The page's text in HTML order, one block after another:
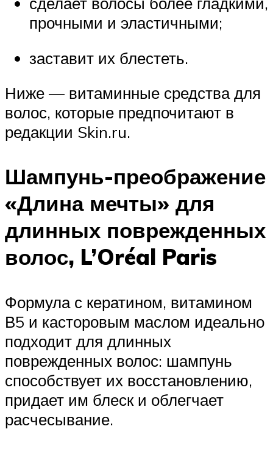
прочными и эластичными;
заставит их блестеть.
Ниже — витаминные средства для
волос, которые предпочитают в
редакции Skin.ru.
Шампунь-преображение
«Длина мечты» для
длинных поврежденных
волос, L’Oréal Paris
Формула с кератином, витамином
В5 и касторовым маслом идеально
подходит для длинных
поврежденных волос: шампунь
способствует их восстановлению,
придает им блеск и облегчает
расчесывание.